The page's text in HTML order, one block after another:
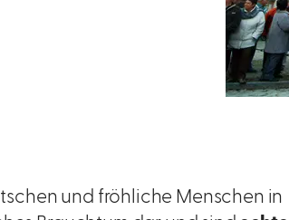
und fröhliche Menschen in